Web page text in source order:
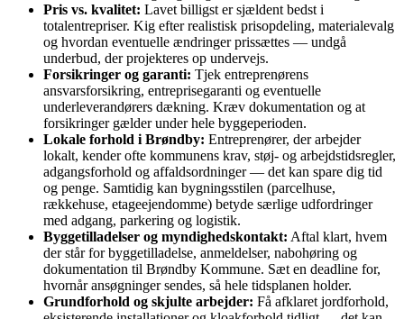
Pris vs. kvalitet: Lavet billigst er sjældent bedst i
totalentrepriser. Kig efter realistisk prisopdeling, materialevalg
og hvordan eventuelle ændringer prissættes — undgå
underbud, der projekteres op undervejs.
Forsikringer og garanti: Tjek entreprenørens
ansvarsforsikring, entreprisegaranti og eventuelle
underleverandørers dækning. Kræv dokumentation og at
forsikringer gælder under hele byggeperioden.
Lokale forhold i Brøndby: Entreprenører, der arbejder
lokalt, kender ofte kommunens krav, støj- og arbejdstidsregler,
adgangsforhold og affaldsordninger — det kan spare dig tid
og penge. Samtidig kan bygningsstilen (parcelhuse,
rækkehuse, etageejendomme) betyde særlige udfordringer
med adgang, parkering og logistik.
Byggetilladelser og myndighedskontakt: Aftal klart, hvem
der står for byggetilladelse, anmeldelser, nabohøring og
dokumentation til Brøndby Kommune. Sæt en deadline for,
hvornår ansøgninger sendes, så hele tidsplanen holder.
Grundforhold og skjulte arbejder: Få afklaret jordforhold,